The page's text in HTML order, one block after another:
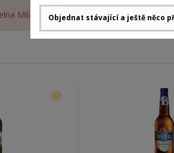
Milan Babor OTEVŘENA, rozvoz
?